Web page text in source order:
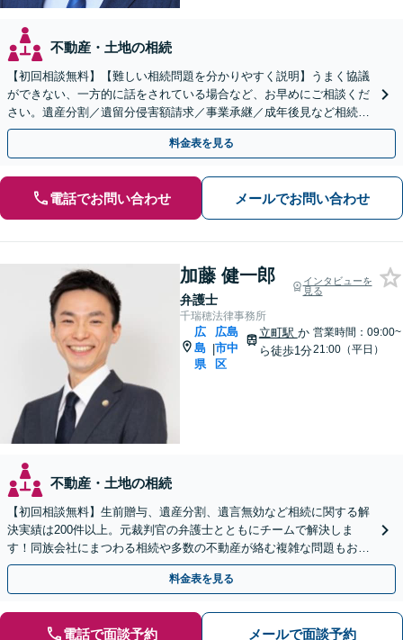
不動産・土地の相続
【初回相談無料】【難しい相続問題を分かりやすく説明】うまく協議
ができない、一方的に話をされている場合など、お早めにご相談くだ
さい。遺産分割／遺留分侵害額請求／事業承継／成年後見など相続に
関するお悩みに対応します【舟入町駅5分】【分割払い可】
料金表を見る
電話でお問い合わせ メールでお問い合わせ
加藤 健一郎
弁護士
インタビューを
見る
千瑞穂法律事務所
広
島
県
|
広島
市中
区
立町駅 か
ら徒歩1分
営業時間：09:00~
21:00（平日）
不動産・土地の相続
【初回相談無料】生前贈与、遺産分割、遺言無効など相続に関する解
決実績は200件以上。元裁判官の弁護士とともにチームで解決しま
す！同族会社にまつわる相続や多数の不動産が絡む複雑な問題もお任
せ【生前対策】相続トラブルを未然に防ぐアドバイスも可
料金表を見る
電話で面談予約 メールで面談予約